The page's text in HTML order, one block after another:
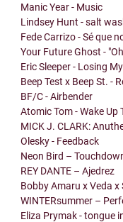
Manic Year - Music
Lindsey Hunt - salt
Fede Carrizo - Sé que
Your Future Ghost -
Eric Sleeper - Losing
Beep Test x Beep St. -
BF/C - Airbender
Atomic Tom - Wake Up
MICK J. CLARK:
Olesky - Feedback
Neon Bird –
REY DANTE – Ajedrez
Bobby Amaru x Veda
WINTERsummer –
Eliza Prymak - tongue